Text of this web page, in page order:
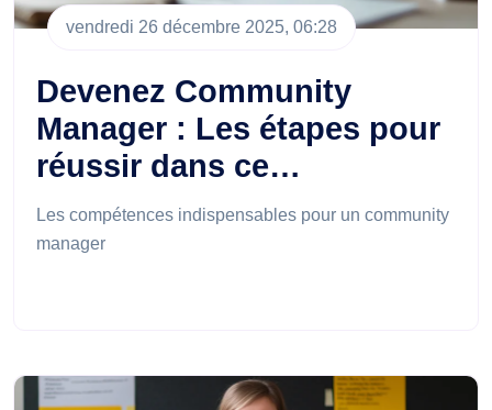
vendredi 26 décembre 2025, 06:28
Devenez Community
Manager : Les étapes pour
réussir dans ce…
Les compétences indispensables pour un community
manager